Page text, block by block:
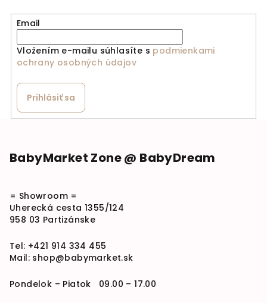
Email
Vložením e-mailu súhlasíte s podmienkami
ochrany osobných údajov
Prihlásiť sa
BabyMarket Zone @ BabyDream
= Showroom =
Uherecká cesta 1355/124
958 03 Partizánske
Tel: +421 914 334 455
Mail: shop@babymarket.sk
Pondelok – Piatok 09.00 – 17.00